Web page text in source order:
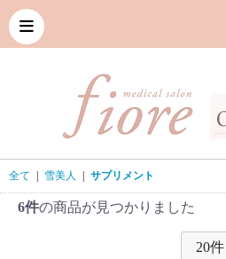
全て 雪美人 サプリメント
6件の商品が見つかりました